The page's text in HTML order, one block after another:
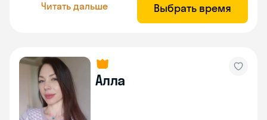
Читать дальше Выбрать время
Алла